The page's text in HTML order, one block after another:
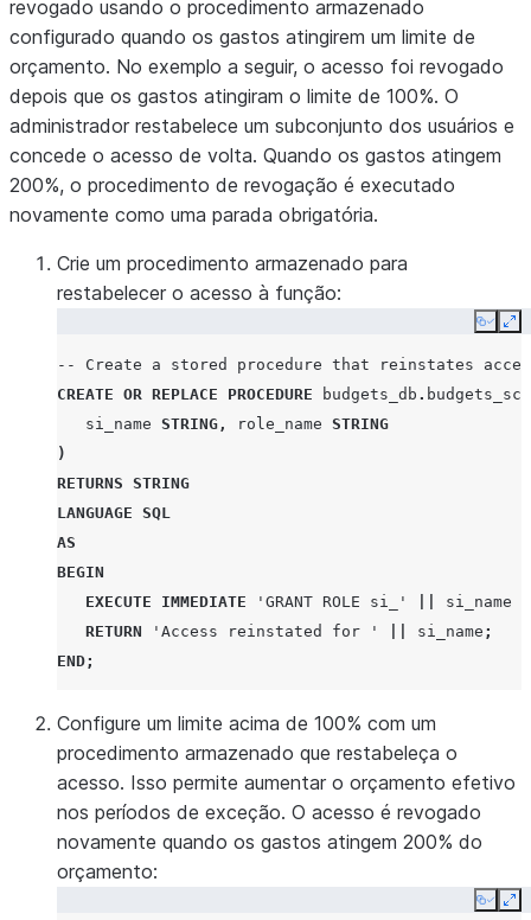
revogado usando o procedimento armazenado
configurado quando os gastos atingirem um limite de
orçamento. No exemplo a seguir, o acesso foi revogado
depois que os gastos atingiram o limite de 100%. O
administrador restabelece um subconjunto dos usuários e
concede o acesso de volta. Quando os gastos atingem
200%, o procedimento de revogação é executado
novamente como uma parada obrigatória.
Crie um procedimento armazenado para
restabelecer o acesso à função:
Copy
-- Create a stored procedure that reinstates
CREATE OR REPLACE PROCEDURE budgets_db .
si_name STRING , role_name STRING
)
RETURNS STRING
LANGUAGE SQL
AS
BEGIN
EXECUTE IMMEDIATE
'GRANT ROLE si_' si_name
RETURN
'Access reinstated for ' si_name ;
END;
Configure um limite acima de 100% com um
procedimento armazenado que restabeleça o
acesso. Isso permite aumentar o orçamento efetivo
nos períodos de exceção. O acesso é revogado
novamente quando os gastos atingem 200% do
orçamento:
Copy